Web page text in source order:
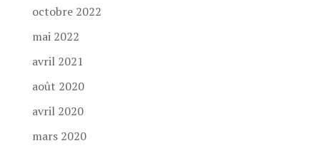
octobre 2022
mai 2022
avril 2021
août 2020
avril 2020
mars 2020